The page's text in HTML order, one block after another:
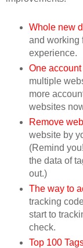
Whole new
and working
experience.
One
multiple
more
websites
Remove
website by
(Remind
the data of
out.)
The way to
tracking
start to
check.
Top 100